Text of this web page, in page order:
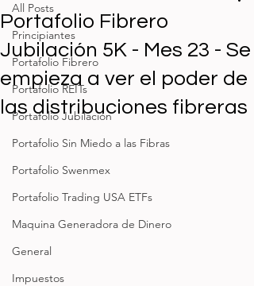
All Posts
Principiantes
Portafolio Fibrero
Portafolio REITs
Portafolio Jubilación
Portafolio Sin Miedo a las Fibras
Portafolio Swenmex
Portafolio Trading USA ETFs
Maquina Generadora de Dinero
General
Impuestos
Portafolio Fibrero
Jubilación 5K - Mes 23 - Se
empieza a ver el poder de
las distribuciones fibreras